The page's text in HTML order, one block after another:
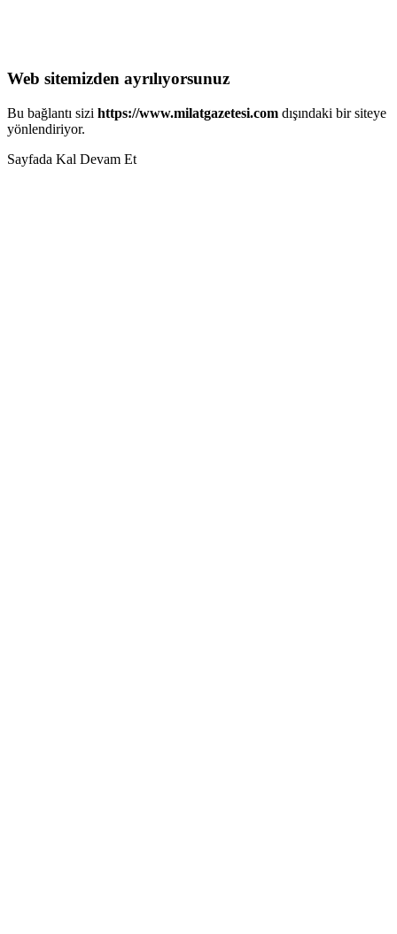
Web sitemizden ayrılıyorsunuz
Bu bağlantı sizi https://www.milatgazetesi.com dışındaki bir siteye
yönlendiriyor.
Sayfada Kal Devam Et